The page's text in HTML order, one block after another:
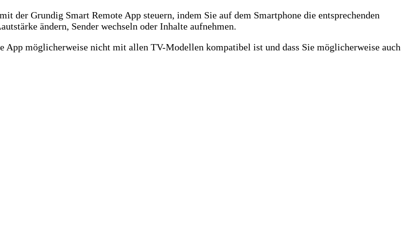
der Grundig Smart Remote App steuern, indem Sie auf dem Smartphone die entsprechenden
ändern, Sender wechseln oder Inhalte aufnehmen.
App möglicherweise nicht mit allen TV-Modellen kompatibel ist und dass Sie möglicherweise auch